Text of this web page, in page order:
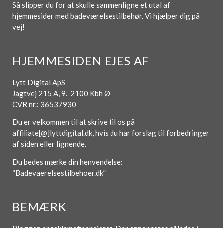
Så slipper du for at skulle sammenligne et utal af
hjemmesider med badeværelsestilbehør. Vi hjælper dig på
vej!
HJEMMESIDEN EJES AF
Lytt Digital ApS
Jagtvej 215 A, 9. 2100 Kbh Ø
CVR nr.: 36537930
Du er velkommen til at skrive til os på
affiliate[@]lyttdigital.dk, hvis du har forslag til forbedringer
af siden eller lignende.
Du bedes mærke din henvendelse:
“Badevaerelsestilbehoer.dk”
BEMÆRK